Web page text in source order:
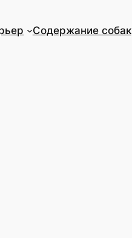
Содержание собак